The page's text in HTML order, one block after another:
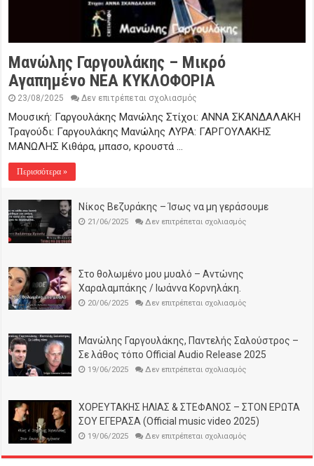
Μανώλης Γαργουλάκης – Μικρό
Αγαπημένο NEΑ ΚΥΚΛΟΦΟΡΙΑ
23/08/2025 Δεν επιτρέπεται σχολιασμός
Γαργουλάκης
–
Μικρό
Μουσική: Γαργουλάκης Μανώλης Στίχοι: ΑΝΝΑ ΣΚΑΝΔΑΛΑΚΗ
Τραγούδι: Γαργουλάκης Μανώλης ΛΥΡΑ: ΓΑΡΓΟΥΛΑΚΗΣ
ΜΑΝΩΛΗΣ Κιθάρα, μπασο, κρουστά …
Περισσότερα »
Νίκος Βεζυράκης – Ίσως να μη γεράσουμε
21/06/2025 Δεν επιτρέπεται σχολιασμόςστο
Στο θολωμένο μου μυαλό – Αντώνης
Χαραλαμπάκης / Ιωάννα Κορνηλάκη.
20/06/2025 Δεν επιτρέπεται σχολιασμόςστο
μυαλό
Αντώνης
/
Μανώλης Γαργουλάκης, Παντελής Σαλούστρος –
Σε λάθος τόπο Official Audio Release 2025
19/06/2025 Δεν επιτρέπεται σχολιασμόςστο
Σαλούστρος
Σε
τόπο
Audio
ΧΟΡΕΥΤΑΚΗΣ ΗΛΙΑΣ & ΣΤΕΦΑΝΟΣ – ΣΤΟΝ ΕΡΩΤΑ
ΣΟΥ ΕΓΕΡΑΣΑ (Official music video 2025)
19/06/2025 Δεν επιτρέπεται σχολιασμόςστο
ΗΛΙΑΣ